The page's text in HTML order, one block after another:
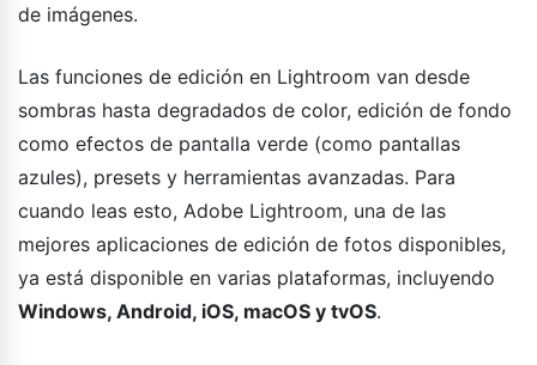
de imágenes.
Las funciones de edición en Lightroom van desde
sombras hasta degradados de color, edición de fondo
como efectos de pantalla verde (como pantallas
azules), presets y herramientas avanzadas. Para
cuando leas esto, Adobe Lightroom, una de las
mejores aplicaciones de edición de fotos disponibles,
ya está disponible en varias plataformas, incluyendo
Windows, Android, iOS, macOS y tvOS.